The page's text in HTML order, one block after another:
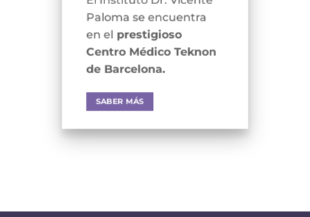
Paloma se encuentra
en el prestigioso
Centro Médico Teknon
de Barcelona.
SABER MÁS